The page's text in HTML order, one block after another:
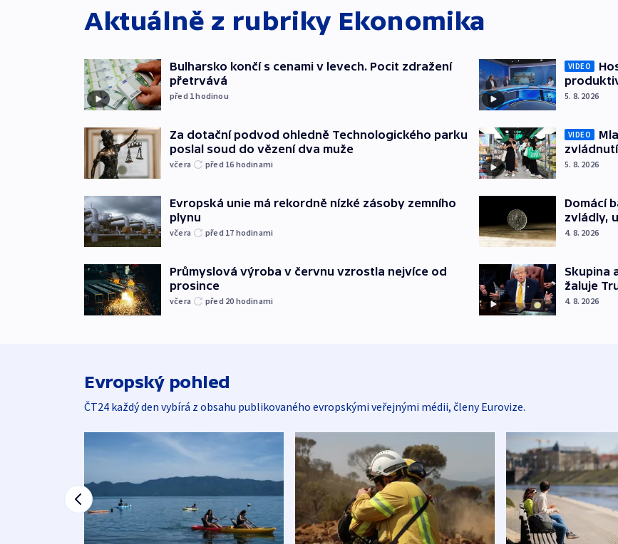
Aktuálně z rubriky Ekonomika
Bulharsko končí s cenami v levech. Pocit zdražení
přetrvává
před 1hodinou
Za dotační podvod ohledně Technologického parku
poslal soud do vězení dva muže
včera před 16 hodinami
Evropská unie má rekordně nízké zásoby zemního
plynu
včera před 17 hodinami
Průmyslová výroba v červnu vzrostla nejvíce od
prosince
včera před 20 hodinami
VIDEO
5. 8. 2026
VIDEO
5. 8. 2026
Domácí
zvládly,
4. 8. 2026
Skupina
žaluje
4. 8. 2026
Evropský pohled
ČT24 každý den vybírá z obsahu publikovaného evropskými veřejnými médii, členy Eurovize.